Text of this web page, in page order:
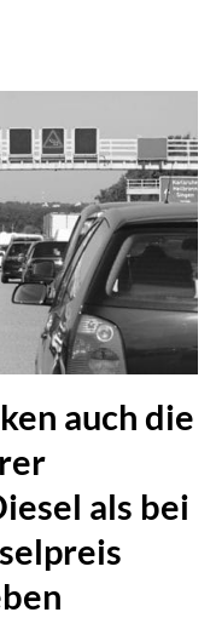
auch die
als bei